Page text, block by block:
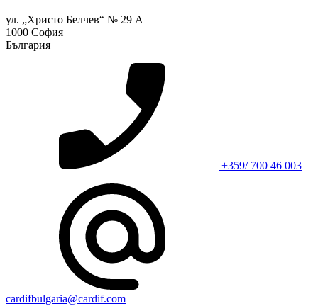
ул. „Христо Белчев“ № 29 А
1000 София
България
+359/ 700 46 003
cardifbulgaria@cardif.com